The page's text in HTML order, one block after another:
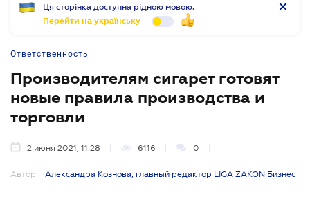
Ця сторінка доступна рідною мовою.
Перейти на українську
Ответственность
Производителям сигарет готовят
новые правила производства и
торговли
2 июня 2021, 11:28 6116 0
Автор: Александра Кознова, главный редактор LIGA ZAKON Бизнес